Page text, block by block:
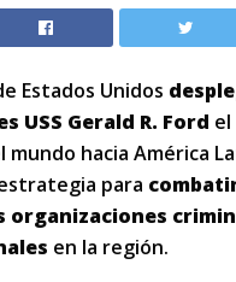
Estados Unidos
USS Gerald R. Ford el
mundo hacia América
para
organizaciones
en la región.